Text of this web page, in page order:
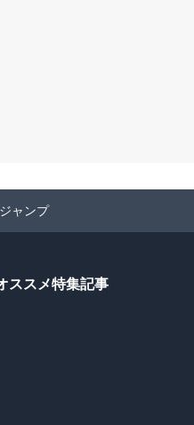
ャンプ
ススメ特集記事